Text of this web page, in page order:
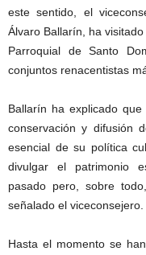
este sentido, el
Álvaro Ballarín, ha
Parroquial de Santo
conjuntos renacentistas
Ballarín ha explicado
conservación y difusión
esencial de su política
divulgar el patrimonio
pasado pero, sobre
señalado el viceconsejero.
Hasta el momento se